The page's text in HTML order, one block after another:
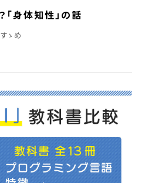
「身体知性」の話
ゝめ